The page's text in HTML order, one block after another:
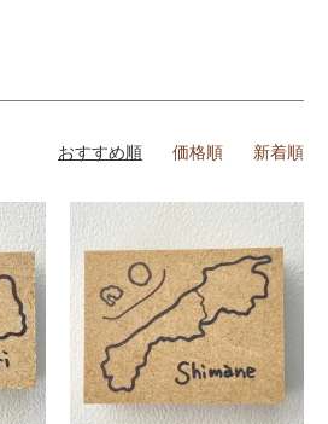
おすすめ順 価格順 新着順